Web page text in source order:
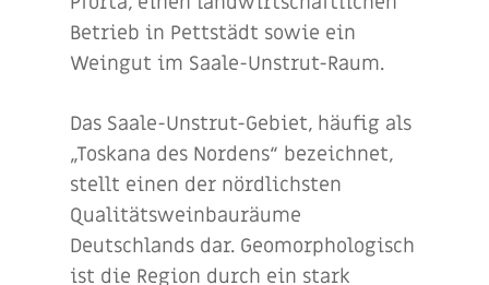
Betrieb in Pettstädt sowie ein
Weingut im Saale-Unstrut-Raum.
Das Saale-Unstrut-Gebiet, häufig als
„Toskana des Nordens“ bezeichnet,
stellt einen der nördlichsten
Qualitätsweinbauräume
Deutschlands dar. Geomorphologisch
ist die Region durch ein stark